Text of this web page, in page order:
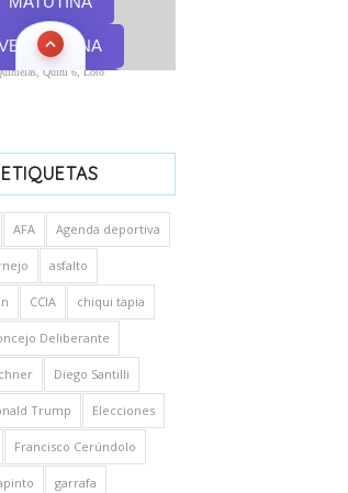
Quini 6, Loto
ETIQUETAS
AFA Agenda deportiva
asfalto
CCIA chiqui tapia
Deliberante
Diego Santilli
Trump Elecciones
Francisco Cerúndolo
garrafa